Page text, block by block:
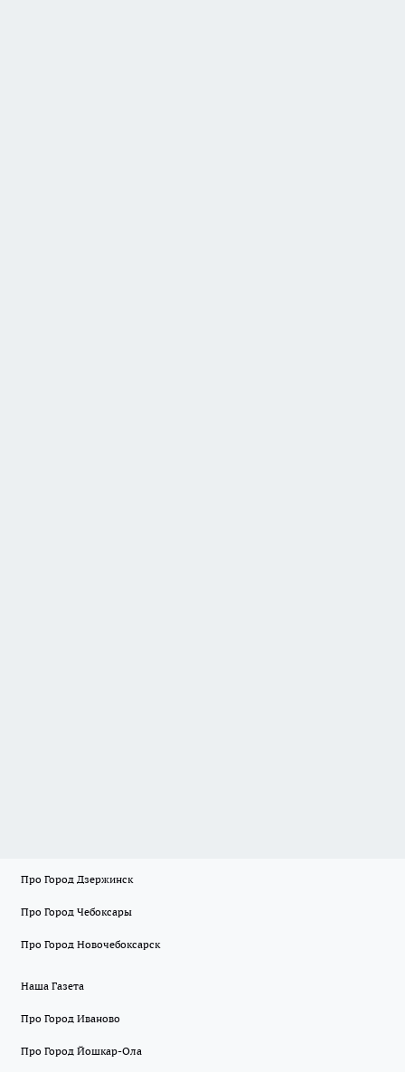
Про Город Дзержинск
Про Город Чебоксары
Про Город Новочебоксарск
Наша Газета
Про Город Иваново
Про Город Йошкар-Ола